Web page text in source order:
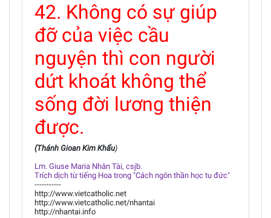
42. Không có sự giúp
đỡ của việc cầu
nguyện thì con người
dứt khoát không thể
sống đời lương thiện
được.
(Thánh Gioan Kim Khẩu)
Lm. Giuse Maria Nhân Tài, csjb.
Trích dịch từ tiếng Hoa trong "Cách ngôn thần học tu đức"
-----------
http://www.vietcatholic.net
http://www.vietcatholic.net/nhantai
http://nhantai.info